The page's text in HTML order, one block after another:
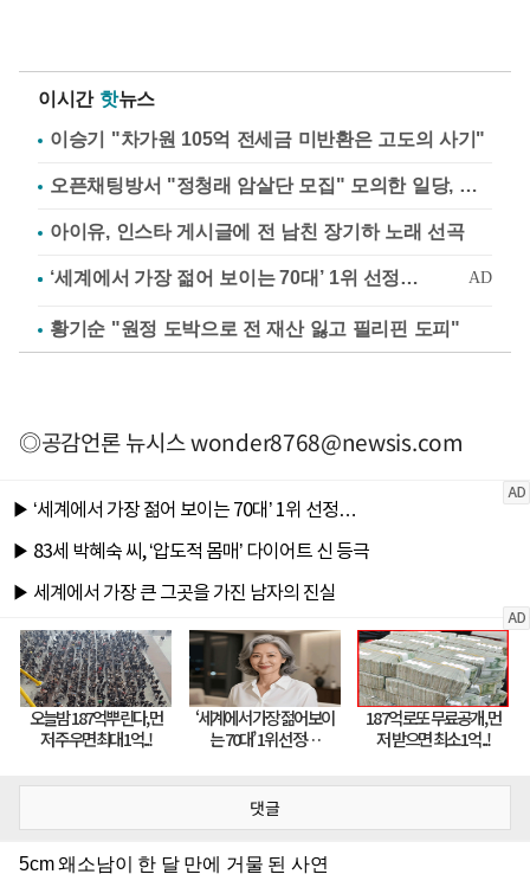
이시간 핫뉴스
이승기 "차가원 105억 전세금 미반환은 고도의 사기"
오픈채팅방서 "정청래 암살단 모집" 모의한 일당, 불구속 송치
아이유, 인스타 게시글에 전 남친 장기하 노래 선곡
황기순 "원정 도박으로 전 재산 잃고 필리핀 도피"
◎공감언론 뉴시스wonder8768@newsis.com
댓글